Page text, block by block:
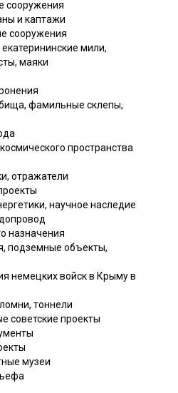
сооружения
и каптажи
сооружения
мили,
маяки
фамильные склепы,
пространства
отражатели
научное наследие
назначения
подземные объекты,
немецких войск в Крыму в
тоннели
советские проекты
музеи